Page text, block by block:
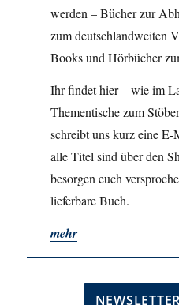
werden – Bücher zur
zum deutschlandweiten
Books und Hörbücher
Ihr findet hier – wie im
Thementische zum
schreibt uns kurz eine
alle Titel sind über den
besorgen euch
lieferbare Buch.
mehr